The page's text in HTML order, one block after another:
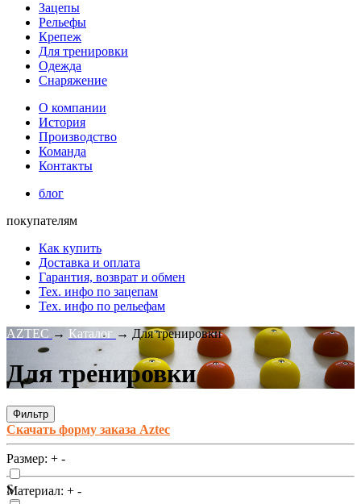
Зацепы
Рельефы
Крепеж
Для тренировки
Одежда
Снаряжение
О компании
История
Производство
Команда
Контакты
блог
покупателям
Как купить
Доставка и оплата
Гарантия, возврат и обмен
Тех. инфо по зацепам
Тех. инфо по рельефам
AZTEC → Каталог → Для тренировки
Для тренировки
Фильтр
Скачать форму заказа Aztec
Размер: + -
S
Материал: + -